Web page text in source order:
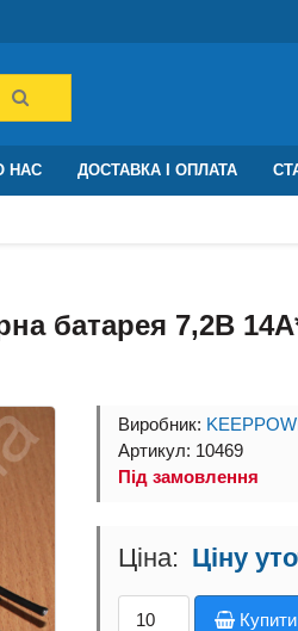
НАС ДОСТАВКА І ОПЛАТА
батарея 7,2В
Виробник:
Артикул: 10469
Під замовлення
Ціну
Купити